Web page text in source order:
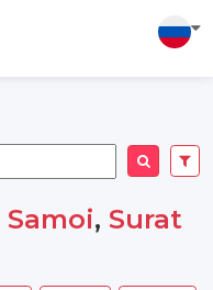
Samoi,Surat